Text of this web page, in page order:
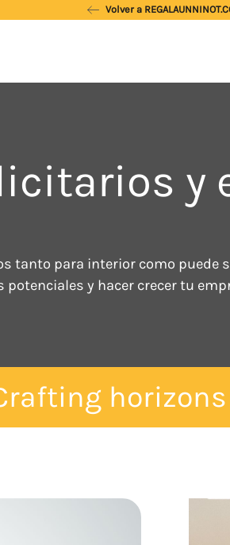
Volver a
y
tanto para interior como puede
y hacer crecer tu
horizons